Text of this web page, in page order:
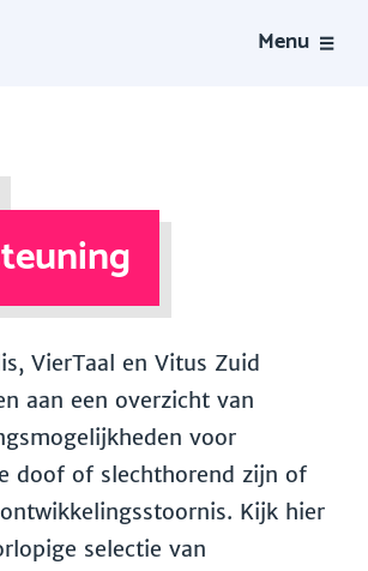
Menu
VierTaal en Vitus Zuid
aan een overzicht van
voor
doof of slechthorend zijn of
Kijk hier
selectie van